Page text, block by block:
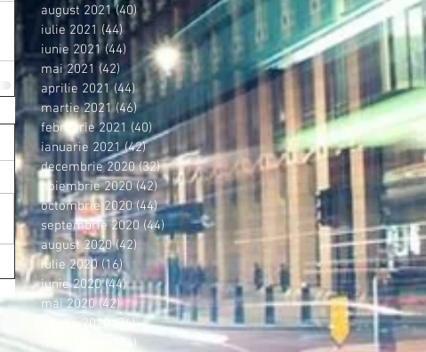
august 2021 (40)40 postări
iulie 2021 (44)44 postări
iunie 2021 (44) 44 postări
mai 2021 (42) 42 postări
aprilie 2021 (44)44 postări
martie 2021 (46)46 postări
februarie 2021 (40)40 postări
ianuarie 2021 (42)42 postări
decembrie 2020 (32)32 postări
noiembrie 2020 (42) 42 postări
octombrie 2020 (44)44 postări
septembrie 2020 (44)44 postări
august 2020 (42)42 postări
iulie 2020 (16)16 postări
iunie 2020 (44)44 postări
mai 2020 (42)42 postări
aprilie 2020 (36)36 postări
martie 2020
(44) 44 postări